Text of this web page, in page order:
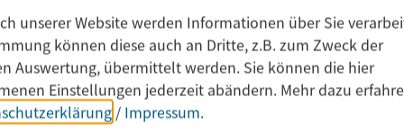
eine amtlich beglaubigte Übersetzung des
die Zeugnisanerkennungsstelle erforderlich
/ Fachhochschulstudium /
Master- oder Bachelorzeugnis und ggf.
unserer Website werden Informationen über Sie
können diese auch an Dritte, z.B. zum Zweck der
Auswertung, übermittelt werden. Sie können die hier
Einstellungen jederzeit abändern. Mehr dazu
/ Impressum.